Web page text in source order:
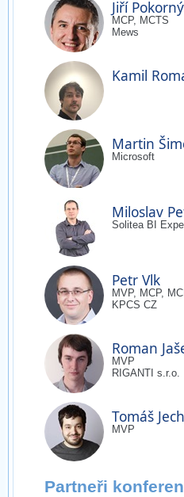
Jiří Pokorný
MCP, MCTS
Mews
Kamil
Martin
Microsoft
Miloslav
Solitea BI
Petr Vlk
MVP, MCP,
KPCS CZ
Roman
MVP
RIGANTI s.r.o.
Tomáš
MVP
Partneři